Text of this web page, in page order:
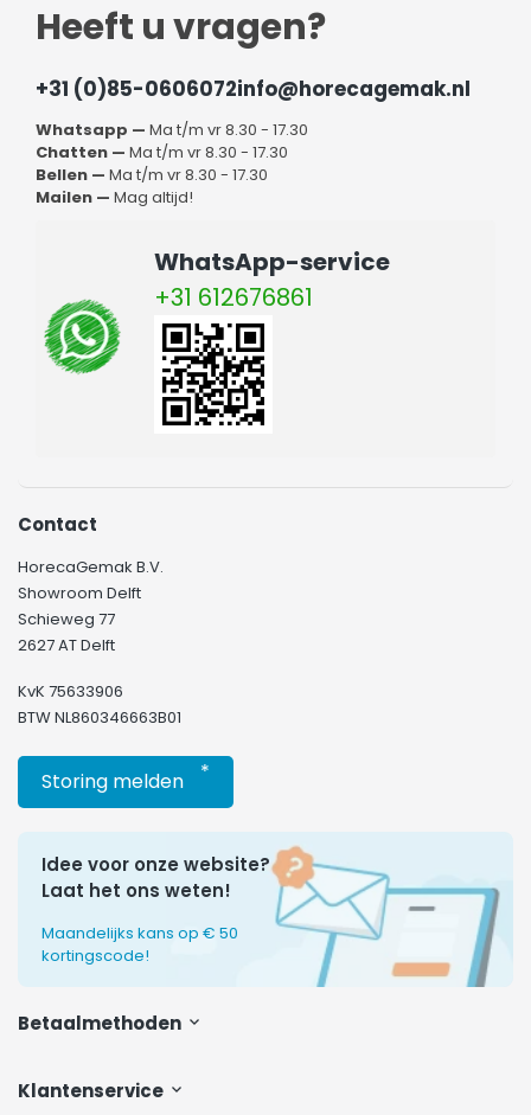
Heeft u vragen?
+31 (0)85-0606072info@horecagemak.nl
Whatsapp — Ma t/m vr 8.30 - 17.30
Chatten — Ma t/m vr 8.30 - 17.30
Bellen — Ma t/m vr 8.30 - 17.30
Mailen — Mag altijd!
WhatsApp-service
+31 612676861
Klantenservice
Contact
HorecaGemak B.V.
Showroom Delft
Schieweg 77
2627 AT Delft
KvK 75633906
BTW NL860346663B01
Storing melden *
Idee voor onze website?
Laat het ons weten!
Maandelijks kans op € 50
kortingscode!
Betaalmethoden